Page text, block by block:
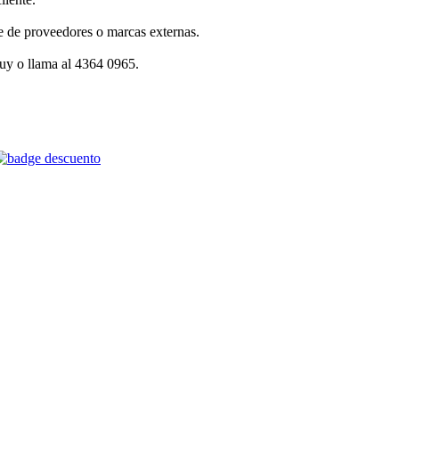
proveedores o marcas externas.
o llama al 4364 0965.